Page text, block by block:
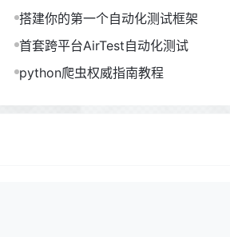
搭建你的第一个自动化测试框架
首套跨平台AirTest自动化测试
python爬虫权威指南教程